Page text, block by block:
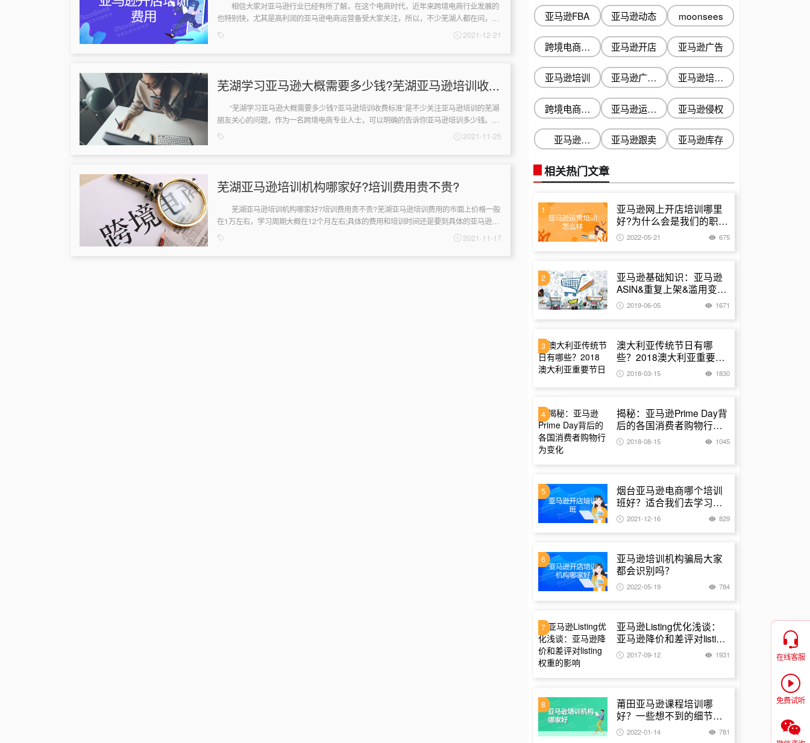
相信大家对亚马逊行业已经有所了解，在这个电商时代，近年来跨境电商行业发展的
也特别快，尤其是高利润的亚马逊电商运营备受大家关注，所以，不少芜湖人都在问，芜
湖亚马逊电商培训的费用是多少?贵不贵?这个问...
2021-12-21
芜湖学习亚马逊大概需要多少钱?芜湖亚马逊培训收...
“芜湖学习亚马逊大概需要多少钱?亚马逊培训收费标准”是不少关注亚马逊培训的芜湖
朋友关心的问题，作为一名跨境电商专业人士，可以明确的告诉你亚马逊培训多少钱。现
在一般的芜湖亚马逊培训机构收费都上万...
2021-11-25
芜湖亚马逊培训机构哪家好?培训费用贵不贵?
芜湖亚马逊培训机构哪家好?培训费用贵不贵?芜湖亚马逊培训费用的市面上价格一般
在1万左右，学习周期大概在12个月左右;具体的费用和培训时间还是要到具体的亚马逊培
训机构进行咨询。也有个别的培训机构是和...
2021-11-17
亚马逊FBA 亚马逊动态 moonsees
跨境电商培
训
亚马逊开店 亚马逊广告
亚马逊培训
亚马逊广告
优化
亚马逊培训
机构
跨境电商培
训机构
亚马逊运营
问答
亚马逊侵权
亚马逊
亚马逊跟卖 亚马逊库存
相关热门文章
1
亚马逊网上开店培训哪里
好?为什么会是我们的职业
捷径2022-05-21 675
2
亚马逊基础知识：亚马逊
ASIN&重复上架&滥用变体
含义及内容
2019-06-05 1671
3
澳大利亚传统节日有哪
些？2018澳大利亚重要节
日 2018-03-15 1830
4
揭秘：亚马逊Prime Day背
后的各国消费者购物行为
变化2018-08-15 1045
5
烟台亚马逊电商哪个培训
班好？适合我们去学习的
地方2021-12-16 829
6
亚马逊培训机构骗局大家
都会识别吗？
2022-05-19 784
7
亚马逊Listing优化浅谈：
亚马逊降价和差评对listing
权重的影响
2017-09-12 1931
8
莆田亚马逊课程培训哪
好？一些想不到的细节要
留意2022-01-14 781
在线客服
免费试听